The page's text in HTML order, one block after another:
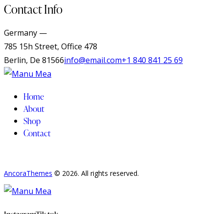
Contact Info
Germany —
785 15h Street, Office 478
Berlin, De 81566info@email.com+1 840 841 25 69
Home
About
Shop
Contact
AncoraThemes © 2026. All rights reserved.